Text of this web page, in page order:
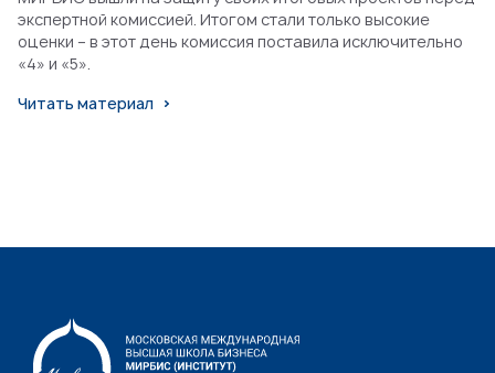
экспертной комиссией. Итогом стали только высокие
оценки – в этот день комиссия поставила исключительно
«4» и «5».
Читать материал